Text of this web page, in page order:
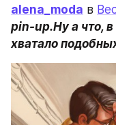
alena_moda в
pin-up.Ну а что, в
хватало